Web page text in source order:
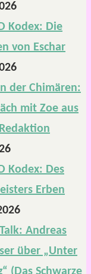
Kodex: Die
von Eschar
der Chimären:
mit Zoe aus
Kodex: Des
Erben
Andreas
über „Unter
(Das Schwarze